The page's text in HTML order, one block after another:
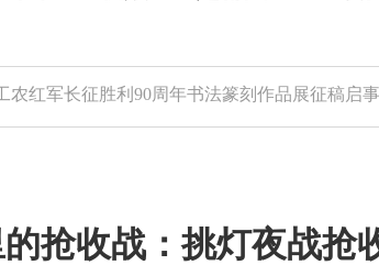
长征胜利90周年书法篆刻作品展征稿启事
抢收战：挑灯夜战抢